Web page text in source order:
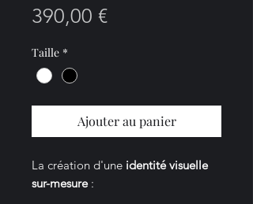
390,00 €Prix
Taille *
Ajouter au panier
La création d'une identité visuelle
sur-mesure: